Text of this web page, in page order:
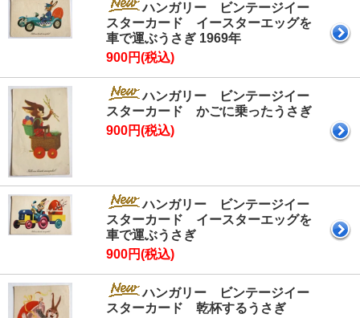
ハンガリー ビンテージイー
スターカード イースターエッグを
車で運ぶうさぎ 1969年
900円(税込)
ハンガリー ビンテージイー
スターカード かごに乗ったうさぎ
900円(税込)
ハンガリー ビンテージイー
スターカード イースターエッグを
車で運ぶうさぎ
900円(税込)
ハンガリー ビンテージイー
スターカード 乾杯するうさぎ